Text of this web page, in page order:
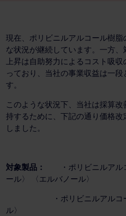
現在、ポリビニルアルコール樹脂
な状況が継続しています。一方
上昇は自助努力によるコスト吸
っており、当社の事業収益は一段
す。
このような状況下、当社は採算
持するために、下記の通り価格
しました。
対象製品：
・ポリビニルアル
ール〉 〈エルバノール〉
・ポリビニルアルコール
ル〉